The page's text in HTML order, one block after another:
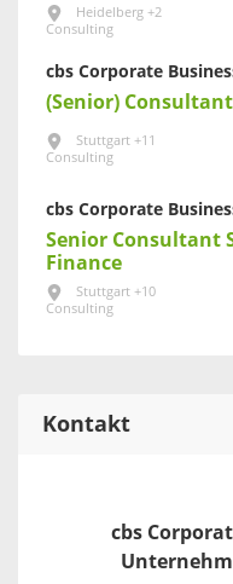
Heidelberg +2
Consulting
cbs Corporate
(Senior)
Stuttgart +11
Consulting
cbs Corporate
Senior Consultant
Finance
Stuttgart +10
Consulting
Kontakt
cbs